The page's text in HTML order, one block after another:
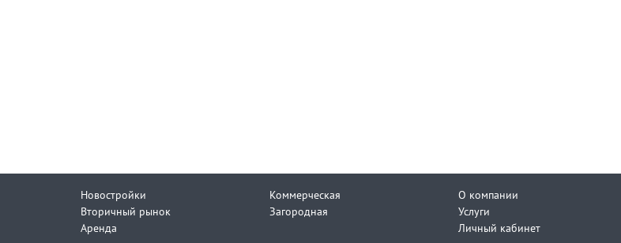
Новостройки
Вторичный рынок
Аренда
Коммерческая
Загородная
О компании
Услуги
Личный кабинет